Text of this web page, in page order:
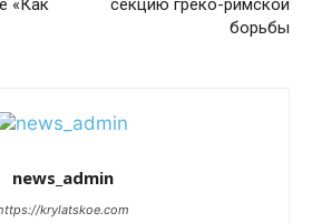
«Как
секцию греко-римской
борьбы
news_admin
krylatskoe.com